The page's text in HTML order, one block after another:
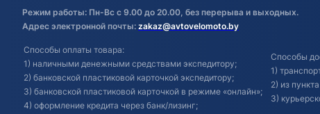
Режим работы: Пн-Вс с 9.00 до 20.00, без перерыва и выходных.
Адрес электронной почты: zakaz@avtovelomoto.by
Способы оплаты товара:
1) наличными денежными средствами экспедитору;
2) банковской пластиковой карточкой экспедитору;
3) банковской пластиковой карточкой в режиме «онлайн»;
4) оформление кредита через банк/лизинг;
Способы
1)
2) из
3)